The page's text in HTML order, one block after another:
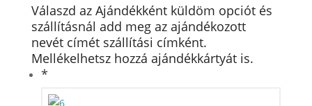
Válaszd az Ajándékként küldöm opciót és
szállításnál add meg az ajándékozott
nevét címét szállítási címként.
Mellékelhetsz hozzá ajándékkártyát is.
*